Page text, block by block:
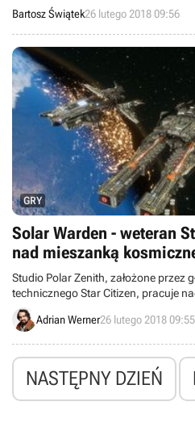
dobrze. Gra zbiera jednak mieszane
Bartosz Świątek26 lutego 2018 09:56
GRY
Solar Warden - weteran Star Citizen pracuje
nad mieszanką
Studio Polar Zenith, założone przez
technicznego Star Citizen, pracuje
się w niej obroną orbity ziemskiej,
kosmosie, jak i zarządzając całą
Adrian Werner26 lutego 2018 09:55
NASTĘPNY DZIEŃ